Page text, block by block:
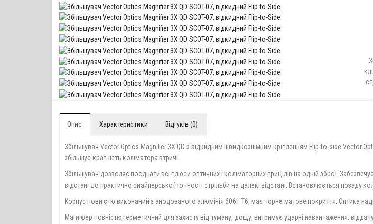
Опис Характеристики Відгуків (0)
Збільшувач Vector Optics Magnifier 3X QD з відкидним швидкознімним кріпленням Flip-to-side Vector
збільшує кратність коліматора втричі.
Збільшувач дозволяє поєднати всі плюси оптичних і коліматорних прицілів на одній зброї.
відстані до практично снайперської точності стрільби на далекі відстані. Встановлюється позаду
Корпус повністю виконаний з анодованого алюмінія 6061 T6, має чорне матове покриття. Оптика
Магніфер повністю герметичний для захисту від туману, дощу, витримує ударні навантаження, віддачу